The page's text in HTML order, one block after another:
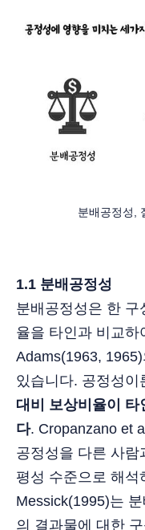
분배공정성,
1.1 분배공정성
분배공정성은 한 구
율을 타인과 비교하
Adams(1963,
있습니다. 공정성이
대비 보상비율이 타
다. Cropanzano et
공정성을 다른 사람
평성 수준으로 해
Messick(1995)는
의 결과물에 대한